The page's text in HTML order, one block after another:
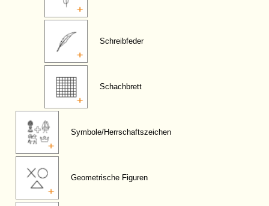
Schreibfeder
Schachbrett
Symbole/Herrschaftszeichen
Geometrische Figuren